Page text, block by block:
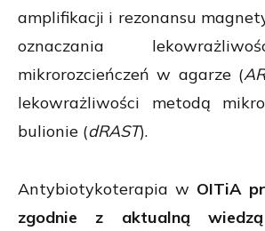
amplifikacji i rezonansu
oznaczania
mikrorozcieńczeń w agarze (
lekowrażliwości metodą
bulionie (dRAST).
Antybiotykoterapia w OITiA
zgodnie z aktualną wiedzą